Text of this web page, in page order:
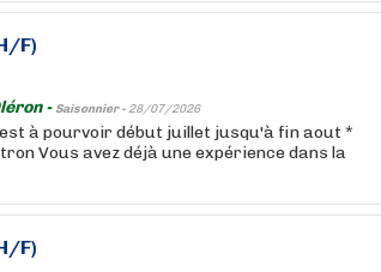
F)
- Saisonnier - 28/07/2026
à pourvoir début juillet jusqu'à fin aout *
Vous avez déjà une expérience dans la
F)